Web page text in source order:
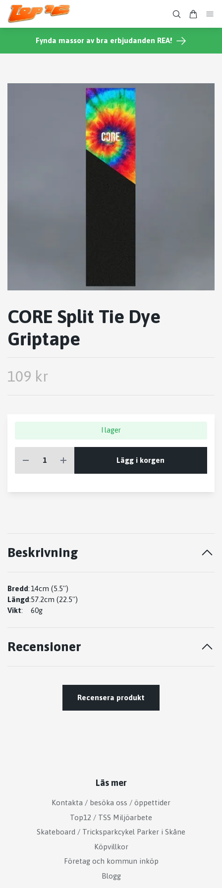
Fynda massor av bra erbjudanden REA!
CORE Split Tie Dye
Griptape
109 kr
I lager
Lägg i korgen
Beskrivning
Bredd:14cm (5.5'')
Längd:57.2cm (22.5'')
Vikt: 60g
Recensioner
Recensera produkt
Läs mer
Kontakta / besöka oss / öppettider
Top12 / TSS Miljöarbete
Skateboard / Tricksparkcykel Parker i Skåne
Köpvillkor
Företag och kommun inköp
Blogg